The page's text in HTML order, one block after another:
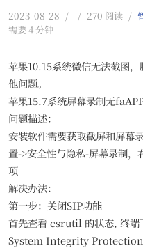
2023-08-28 / / 270 阅读 /
需要 4 分钟
苹果10.15系统微信无法截图
他问题。
苹果15.7系统屏幕录制无
问题描述：
安装软件需要获取截屏和屏幕
置->安全性与隐私-屏幕录制
项
解决办法：
第一步：关闭SIP功能
首先查看 csrutil 的状态, 终
System Integrity